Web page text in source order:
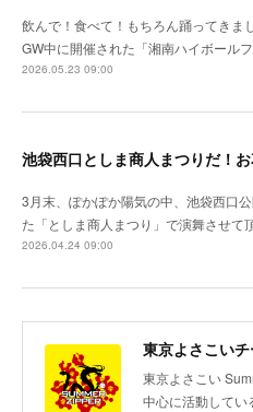
飲んで！食べて！もちろん踊ってきま
GW中に開催された「湘南ハイボール
2026.05.23 09:00
3月末、ぽかぽか陽気の中、池袋西口
た「としま商人まつり」で演舞させて
2026.04.24 09:00
東京よさこい
中心に活動してい